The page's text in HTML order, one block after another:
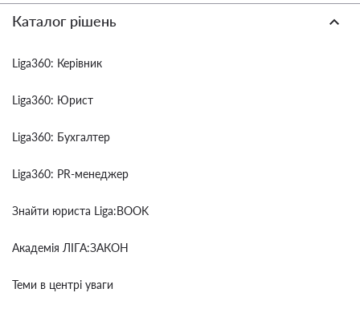
Каталог рішень
Liga360: Керівник
Liga360: Юрист
Liga360: Бухгалтер
Liga360: PR-менеджер
Знайти юриста Liga:BOOK
Академія ЛІГА:ЗАКОН
Теми в центрі уваги